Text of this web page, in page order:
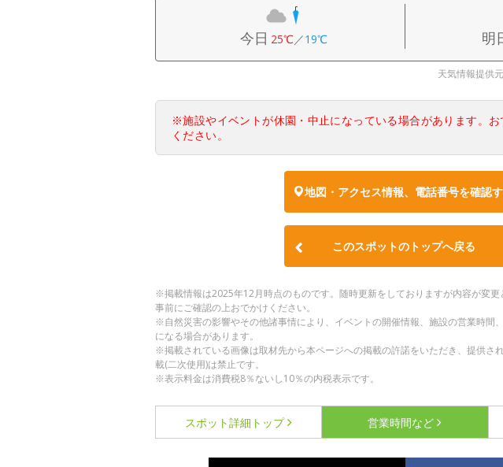
今日 25℃／19℃ 明
天気情報提供
※施設やイベントが休園・中止になっている場合があります。
ください。
地図・アクセス情報、電話番号を確認
このスポットのトップへ戻る
※掲載情報は2025年12月時点のものです。随時更新をしておりますが内容が変更
事前にご確認の上おでかけください。
※自然災害の影響やその他諸事情により、イベントの開催情報、施設の営業時間
になる場合があります。
※掲載されている画像は取材先から本ページへの掲載の許諾をいただき、提供さ
載(二次使用)は禁止です。
※表示料金は消費税8％ないし10％の内税表示です。
スポット詳細 トップ 営業時間など